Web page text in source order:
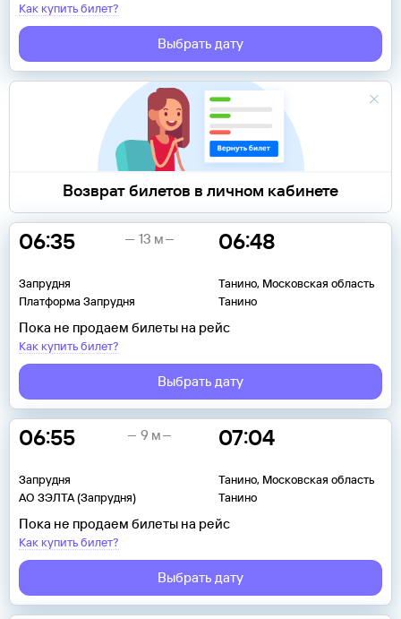
Как купить билет?
Выбрать дату
Возврат билетов в личном кабинете
06:35
Запрудня
Платформа Запрудня
06:48
Танино, Московская область
Танино
13 м
Пока не продаем билеты на рейс
Как купить билет?
Выбрать дату
06:55
Запрудня
АО ЗЭЛТА (Запрудня)
07:04
Танино, Московская область
Танино
9 м
Пока не продаем билеты на рейс
Как купить билет?
Выбрать дату